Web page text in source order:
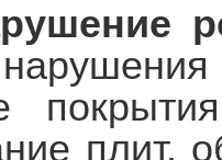
плит,